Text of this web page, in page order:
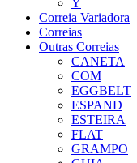
Y
Correia Variadora
Correias
Outras Correias
CANETA
COM
EGGBELT
ESPAND
ESTEIRA
FLAT
GRAMPO